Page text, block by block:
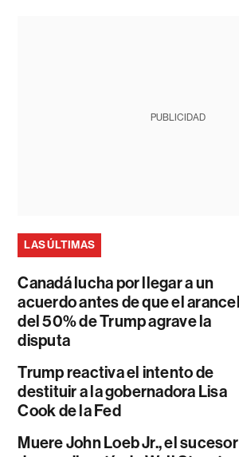
PUBLICIDAD
LAS ÚLTIMAS
Canadá lucha por llegar a un
acuerdo antes de que el arancel
del 50% de Trump agrave la
disputa
Trump reactiva el intento de
destituir a la gobernadora Lisa
Cook de la Fed
Muere John Loeb Jr., el sucesor